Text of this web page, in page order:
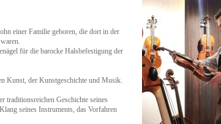
einer Familie geboren, die dort in der
für die barocke Halsbefestigung der
Kunst, der Kunstgeschichte und Musik.
traditionsreichen Geschichte seines
seines Instruments, das Vorfahren